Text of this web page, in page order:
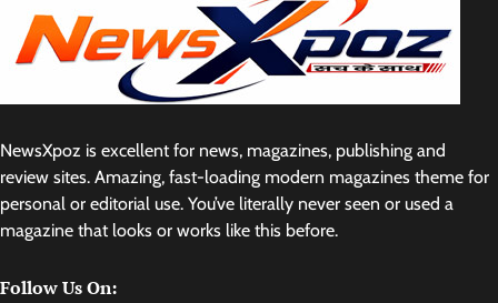
NewsXpoz is excellent for news, magazines, publishing and
review sites. Amazing, fast-loading modern magazines theme for
personal or editorial use. You’ve literally never seen or used a
magazine that looks or works like this before.
Follow Us On: